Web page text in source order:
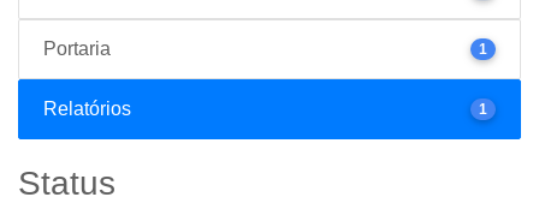
Portaria 1
Relatórios 1
Status